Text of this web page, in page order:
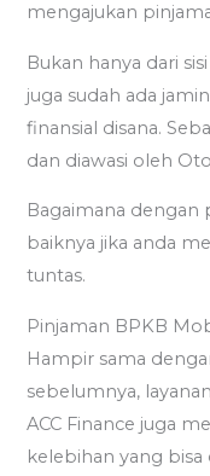
mengajukan
Bukan hanya dari
juga sudah ada
finansial disana.
dan diawasi oleh
Bagaimana dengan
baiknya jika anda
tuntas.
Pinjaman BPKB
Hampir sama
sebelumnya,
ACC Finance juga
kelebihan yang